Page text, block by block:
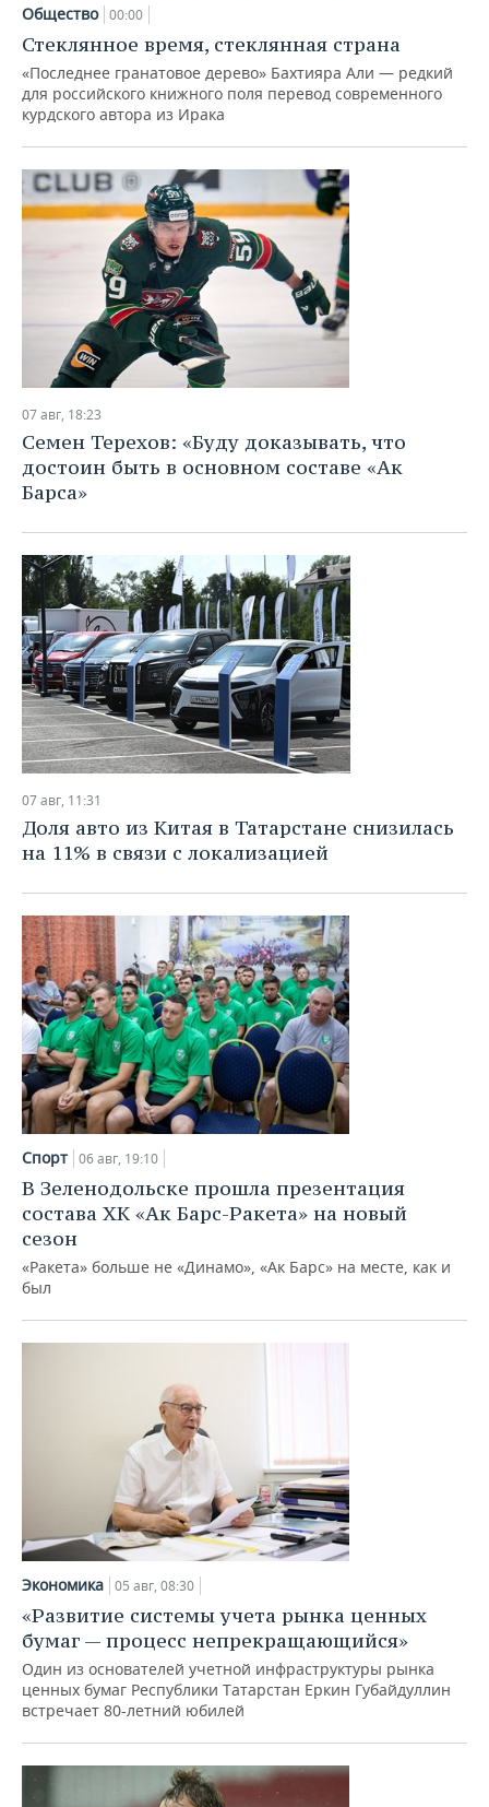
НЕФТЕХИМИЯ
НЕФТЬ
ОПК
РОЗНИЧНАЯ ТОРГОВЛЯ
ТРАНСПОРТ
УСЛУГИ
НОВОСТИ ТЕХНОЛОГИЙ
IT
МЕДИА
ТЕЛЕКОММУНИКАЦИИ
МЕРОПРИЯТИЯ
НОВОСТИ МЕРОПРИЯТИЙ
ВЫЕЗДНАЯ РЕДАКЦИЯ
БИЗНЕС-БРАНЧИ
ONLINE-КОНФЕРЕНЦИИ
ОТКРЫТАЯ ЛЕКЦИЯ
СПОРТ
НОВОСТИ СПОРТА
ФУТБОЛ
ХОККЕЙ
БАСКЕТБОЛ
ВОЛЕЙБОЛ
КИБЕРСПОРТ
ФИГУРНОЕ КАТАНИЕ
ВОДНЫЕ ВИДЫ СПОРТА
ОБЩЕСТВО
НОВОСТИ ОБЩЕСТВА
ВЛАСТЬ
ИНФРАСТРУКТУРА
ИСТОРИЯ
КУЛЬТУРА
МЕДИЦИНА
ОБРАЗОВАНИЕ
ФОТОГАЛЕРЕЯ
СЮЖЕТЫ
СПРАВОЧНИК
СПИСОК ПЕРСОН
СПИСОК КОМПАНИЙ
ПОЛНАЯ ВЕРСИЯ
Общество 00:00
Стеклянное время, стеклянная страна
«Последнее гранатовое дерево» Бахтияра Али — редкий
для российского книжного поля перевод современного
курдского автора из Ирака
07 авг, 18:23
Семен Терехов: «Буду доказывать, что
достоин быть в основном составе «Ак
Барса»
07 авг, 11:31
Доля авто из Китая в Татарстане снизилась
на 11% в связи с локализацией
Спорт 06 авг, 19:10
В Зеленодольске прошла презентация
состава ХК «Ак Барс-Ракета» на новый
сезон
«Ракета» больше не «Динамо», «Ак Барс» на месте, как и
был
Экономика 05 авг, 08:30
«Развитие системы учета рынка ценных
бумаг — процесс непрекращающийся»
Один из основателей учетной инфраструктуры рынка
ценных бумаг Республики Татарстан Еркин Губайдуллин
встречает 80-летний юбилей